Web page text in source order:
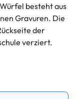
besteht aus
Gravuren. Die
der
verziert.